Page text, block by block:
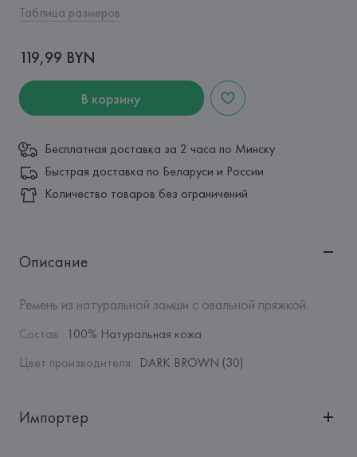
Таблица размеров
119,99 BYN
В корзину
Бесплатная доставка за 2 часа по Минску
Быстрая доставка по Беларуси и России
Количество товаров без ограничений
Описание
Ремень из натуральной замши с овальной пряжкой.
Состав: 100% Натуральная кожа
Цвет производителя: DARK BROWN (30)
Импортер